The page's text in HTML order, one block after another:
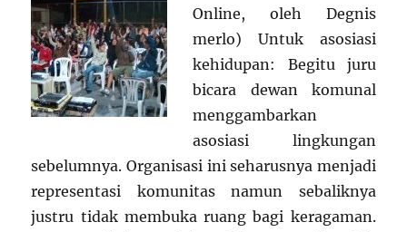
Online, oleh Degnis
merlo) Untuk asosiasi
kehidupan: Begitu juru
bicara dewan komunal
menggambarkan
asosiasi lingkungan
sebelumnya. Organisasi ini seharusnya menjadi
representasi komunitas namun sebaliknya
justru tidak membuka ruang bagi keragaman.